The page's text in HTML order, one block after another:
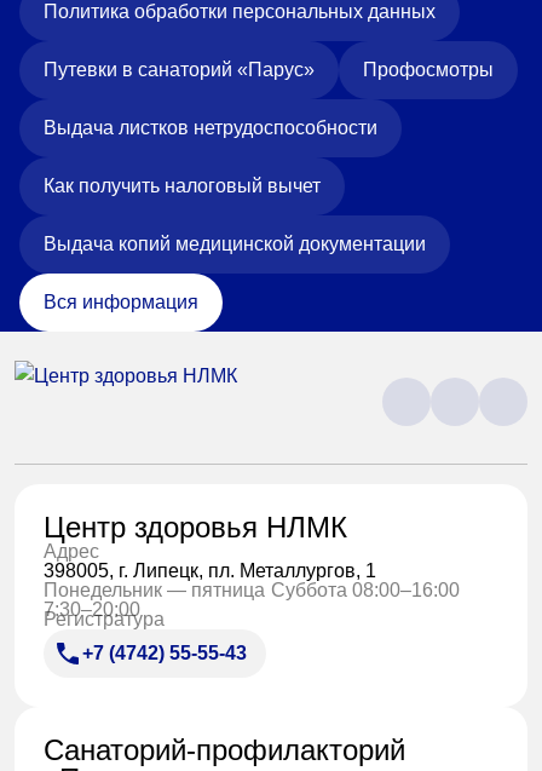
Политика обработки персональных данных
Путевки в санаторий «Парус» Профосмотры
Выдача листков нетрудоспособности
Как получить налоговый вычет
Выдача копий медицинской документации
Вся информация
Центр здоровья НЛМК
Адрес
398005, г. Липецк, пл. Металлургов, 1
Понедельник — пятница
7:30–20:00
Суббота 08:00–16:00
Регистратура
+7 (4742) 55-55-43
Санаторий-профилакторий